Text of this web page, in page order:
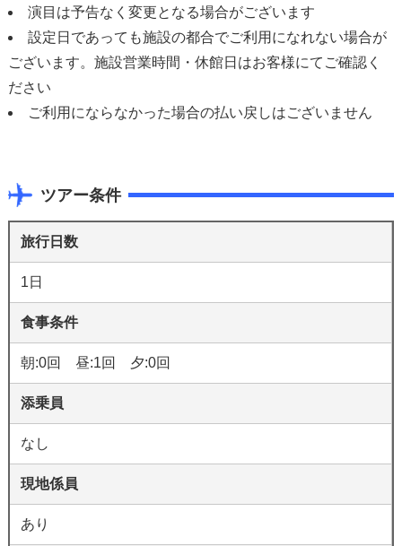
演目は予告なく変更となる場合がございます
設定日であっても施設の都合でご利用になれない場合が
ございます。施設営業時間・休館日はお客様にてご確認く
ださい
ご利用にならなかった場合の払い戻しはございません
ツアー条件
旅行日数
1日
食事条件
朝:0回 昼:1回 夕:0回
添乗員
なし
現地係員
あり